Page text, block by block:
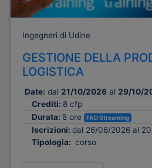
Ingegneri di Udine
GESTIONE DELLA
LOGISTICA
Date: dal 21/10/2026 al 29/10/
Crediti: 8 cfp
Durata: 8 ore FAD Streaming
Iscrizioni: dal 26/06/2026 al
Tipologia: corso